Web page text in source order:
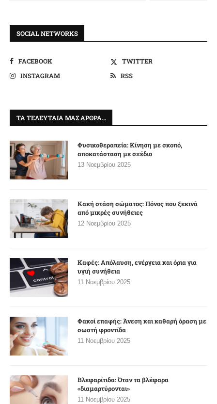
SOCIAL NETWORKS
FACEBOOK
TWITTER
INSTAGRAM
RSS
ΤΑ ΤΕΛΕΥΤΑΊΑ ΜΑΣ ΆΡΘΡΑ…
Φυσικοθεραπεία: Κίνηση με σκοπό,
αποκατάσταση με σχέδιο
13 Νοεμβρίου 2025
Κακή στάση σώματος: Πόνος που ξεκινά
από μικρές συνήθειες
12 Νοεμβρίου 2025
Καφές: Απόλαυση, ενέργεια και όρια για
υγιή συνήθεια
11 Νοεμβρίου 2025
Φακοί επαφής: Άνεση και καθαρή όραση με
σωστή φροντίδα
11 Νοεμβρίου 2025
Βλεφαρίτιδα: Όταν τα βλέφαρα
«διαμαρτύρονται»
11 Νοεμβρίου 2025